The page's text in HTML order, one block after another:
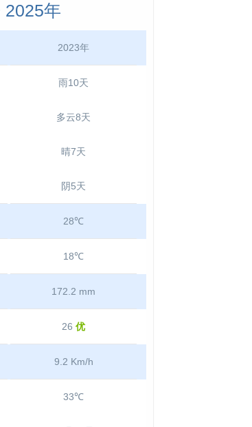
2025年
2023年
雨10天
多云8天
晴7天
阴5天
28℃
18℃
172.2 mm
26优
9.2 Km/h
33℃